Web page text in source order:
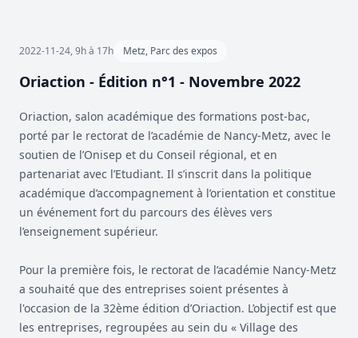
2022-11-24, 9h à 17h Metz, Parc des expos
Oriaction - Édition n°1 - Novembre 2022
Oriaction, salon académique des formations post-bac,
porté par le rectorat de l’académie de Nancy-Metz, avec le
soutien de l’Onisep et du Conseil régional, et en
partenariat avec l’Etudiant. Il s’inscrit dans la politique
académique d’accompagnement à l’orientation et constitue
un événement fort du parcours des élèves vers
l’enseignement supérieur.
Pour la première fois, le rectorat de l’académie Nancy-Metz
a souhaité que des entreprises soient présentes à
l'occasion de la 32ème édition d’Oriaction. L’objectif est que
les entreprises, regroupées au sein du « Village des